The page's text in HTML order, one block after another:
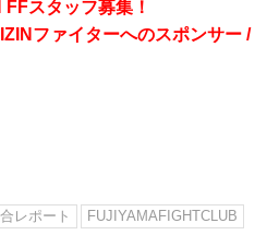
スタッフ募集！
ファイターへのスポンサー /
レポート FUJIYAMAFIGHTCLUB